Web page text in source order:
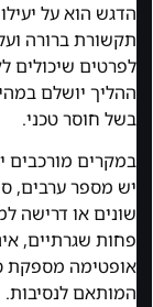
הדגש הוא על
תקשורת ברורה
לפרטים שיכולים
ההליך יושלם
בשל חוסר טכני.
במקרים מורכבים
יש מספר ערבים,
שונים או דרישה
פחות שגרתיים,
אופטימה מספקת
המותאם לנסיבות.